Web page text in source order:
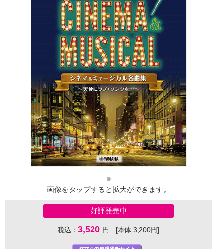
画像をタップすると拡大ができます。
好評発売中
税込： 3,520 円 [本体 3,200円]